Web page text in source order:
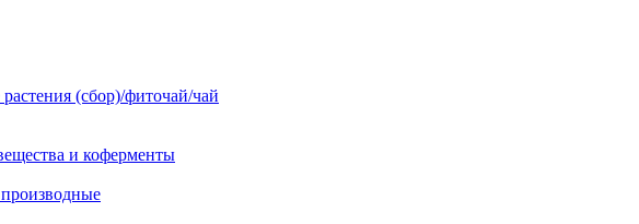
(сбор)/фиточай/чай
и коферменты